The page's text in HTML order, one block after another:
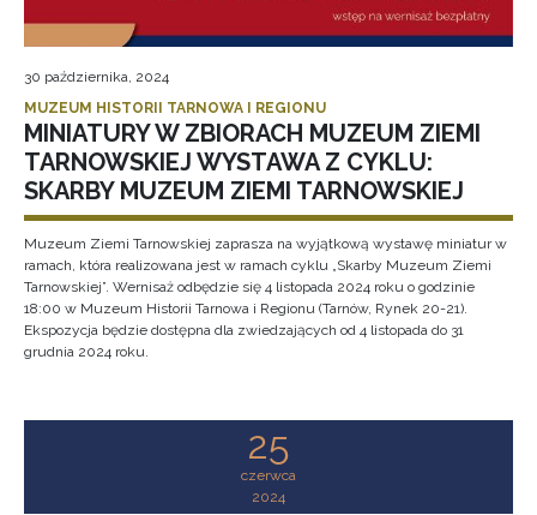
30 października, 2024
MUZEUM HISTORII TARNOWA I REGIONU
MINIATURY W ZBIORACH MUZEUM ZIEMI
TARNOWSKIEJ WYSTAWA Z CYKLU:
SKARBY MUZEUM ZIEMI TARNOWSKIEJ
Muzeum Ziemi Tarnowskiej zaprasza na wyjątkową wystawę miniatur w
ramach, która realizowana jest w ramach cyklu „Skarby Muzeum Ziemi
Tarnowskiej”. Wernisaż odbędzie się 4 listopada 2024 roku o godzinie
18:00 w Muzeum Historii Tarnowa i Regionu (Tarnów, Rynek 20-21).
Ekspozycja będzie dostępna dla zwiedzających od 4 listopada do 31
grudnia 2024 roku.
25
czerwca
2024